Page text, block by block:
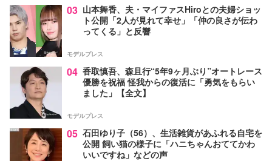
03 山本舞香、夫・マイファスHiroとの夫婦ショッ
ト公開「2人が見れて幸せ」「仲の良さが伝わ
ってくる」と反響
モデルプレス
04 香取慎吾、森且行“5年9ヶ月ぶり”オートレース
優勝を祝福 怪我からの復活に「勇気をもらい
ました」【全文】
モデルプレス
05 石田ゆり子（56）、生活雑貨があふれる自宅を
公開 飼い猫の様子に「ハニちゃんおててかわ
いいですね」などの声